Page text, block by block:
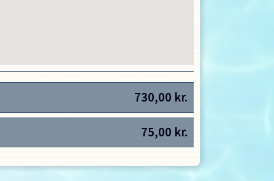
730,00 kr.
75,00 kr.